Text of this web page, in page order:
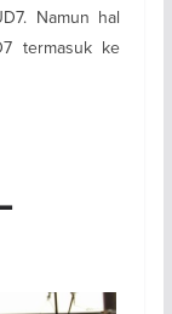
Namun hal
termasuk ke